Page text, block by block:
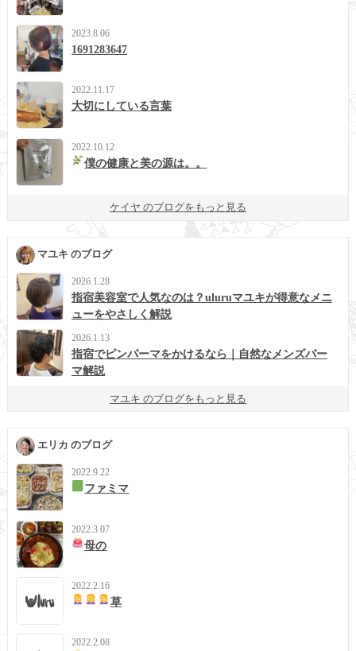
2023.8.06
1691283647
2022.11.17
大切にしている言葉
2022.10.12
僕の健康と美の源は。。
ケイヤ のブログをもっと見る
マユキ のブログ
2026.1.28
指宿美容室で人気なのは？uluruマユキが得意なメニ
ューをやさしく解説
2026.1.13
指宿でピンパーマをかけるなら｜自然なメンズパー
マ解説
マユキ のブログをもっと見る
エリカ のブログ
2022.9.22
ファミマ
2022.3.07
母の
2022.2.16
草
2022.2.08